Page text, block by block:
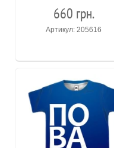
660 грн.
Артикул: 205616